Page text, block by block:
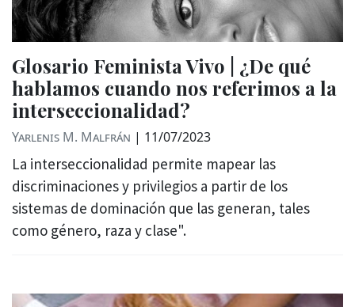
Glosario Feminista Vivo | ¿De qué
hablamos cuando nos referimos a la
interseccionalidad?
Yarlenis M. Malfrán | 11/07/2023
La interseccionalidad permite mapear las
discriminaciones y privilegios a partir de los
sistemas de dominación que las generan, tales
como género, raza y clase".